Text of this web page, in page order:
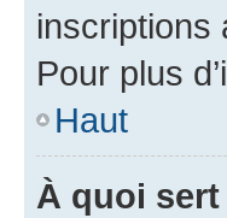
inscriptions
Pour plus
Haut
À quoi